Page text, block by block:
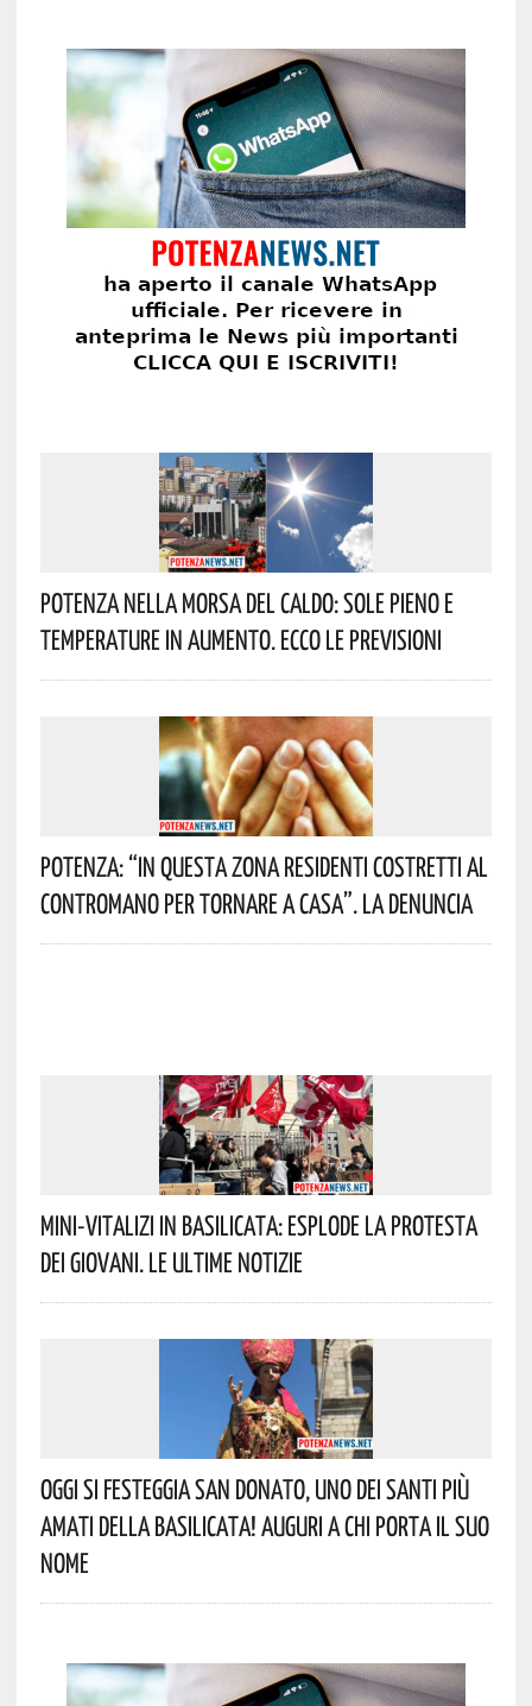
Potenza Nella Morsa Del Caldo: Sole Pieno E
Temperature In Aumento. Ecco Le Previsioni
Potenza: “In Questa Zona Residenti Costretti Al
Contromano Per Tornare A Casa”. La Denuncia
Mini-Vitalizi In Basilicata: Esplode La Protesta
Dei Giovani. Le Ultime Notizie
Oggi Si Festeggia San Donato, Uno Dei Santi Più
Amati Della Basilicata! Auguri A Chi Porta Il Suo
Nome